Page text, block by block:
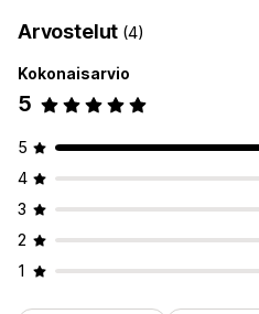
Uudelleenkohdentaminen
Kampanjan hallinta
Some
Pikselien hallinnointi
Tehokkuuden analytiikka
Sitoutumisen mittarit
Näyttökertojen määrät UTM-
Markkinoinnin attribuutio
Ostosten seuranta
Kuvalliset materiaalit ja raportit
Analytiikan dashboard
Arvostelut (4)
Kokonaisarvio
5
5
4
3
2
1